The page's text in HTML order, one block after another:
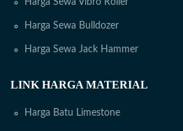
Harga Sewa Vibro Roller
Harga Sewa Bulldozer
Harga Sewa Jack Hammer
LINK HARGA MATERIAL
Harga Batu Limestone